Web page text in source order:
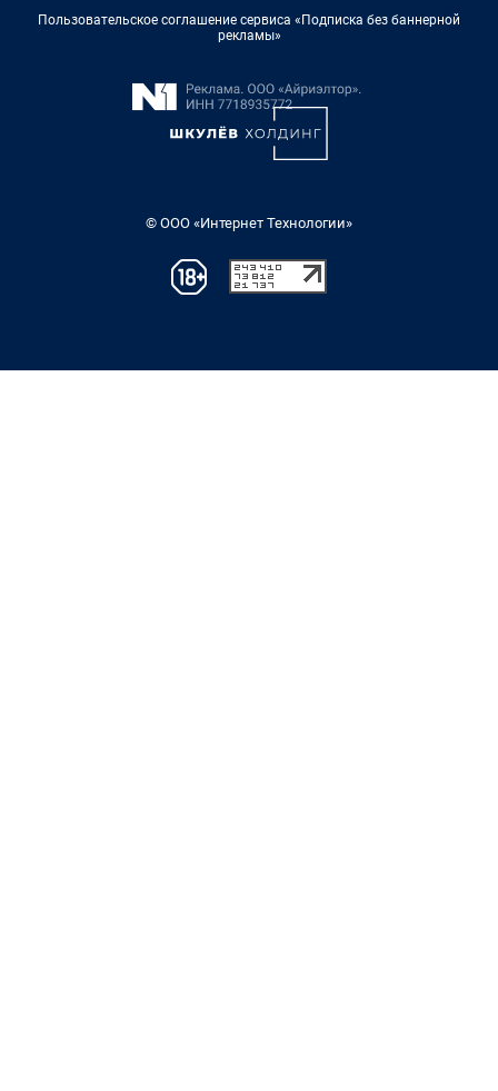
Пользовательское соглашение сервиса «Подписка без баннерной
рекламы»
© ООО «Интернет Технологии»